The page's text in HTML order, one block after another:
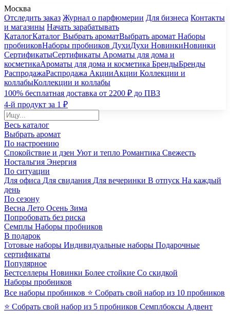
Москва
Отследить заказ Журнал о парфюмерии Для бизнеса Контакты
и магазины Начать зарабатывать
КаталогКаталог Выбрать ароматВыбрать аромат Наборы
пробниковНаборы пробников ДухиДухи НовинкиНовинки
СертификатыСертификаты Ароматы для дома и
косметикаАроматы для дома и косметика БрендыБренды
РаспродажаРаспродажа АкцииАкции Коллекции и
коллабыКоллекции и коллабы
100% бесплатная доставка от 2200 ₽ до ПВЗ
4-й продукт за 1 ₽
Весь каталог
Выбрать аромат
По настроению
Спокойствие и дзен Уют и тепло Романтика Свежесть
Ностальгия Энергия
По ситуации
Для офиса Для свидания Для вечеринки В отпуск На каждый
день
По сезону
Весна Лето Осень Зима
Попробовать без риска
Семплы Наборы пробников
В подарок
Готовые наборы Индивидуальные наборы Подарочные
сертификаты
Популярное
Бестселлеры Новинки Более стойкие Со скидкой
Наборы пробников
Все наборы пробников ⭐ Собрать свой набор из 10 пробников
⭐ Собрать свой набор из 5 пробников Семплбоксы Адвент